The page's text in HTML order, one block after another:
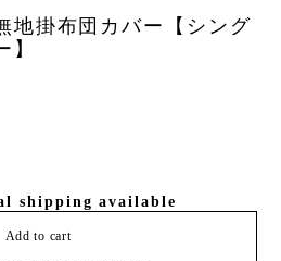
地掛布団カバー【シング
shipping available
Add to cart